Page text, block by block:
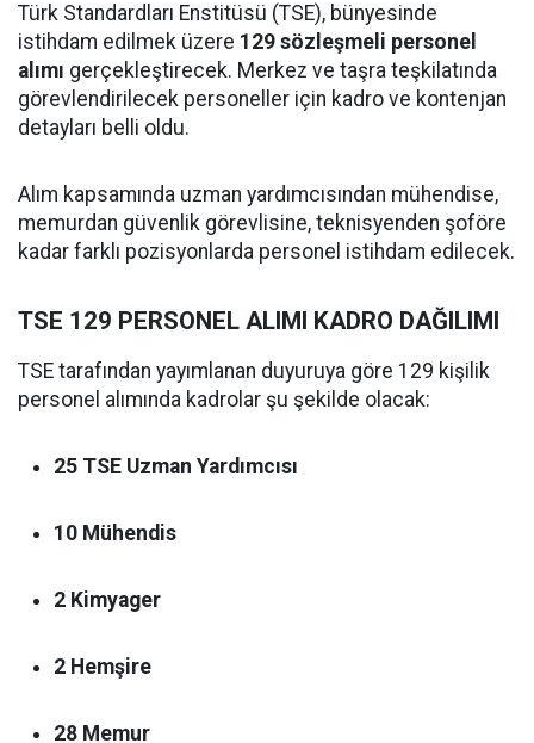
Türk Standardları Enstitüsü (TSE), bünyesinde
istihdam edilmek üzere 129 sözleşmeli personel
alımı gerçekleştirecek. Merkez ve taşra teşkilatında
görevlendirilecek personeller için kadro ve kontenjan
detayları belli oldu.
Alım kapsamında uzman yardımcısından mühendise,
memurdan güvenlik görevlisine, teknisyenden şoföre
kadar farklı pozisyonlarda personel istihdam edilecek.
TSE 129 PERSONEL ALIMI KADRO DAĞILIMI
TSE tarafından yayımlanan duyuruya göre 129 kişilik
personel alımında kadrolar şu şekilde olacak:
25 TSE Uzman Yardımcısı
10 Mühendis
2 Kimyager
2 Hemşire
28 Memur